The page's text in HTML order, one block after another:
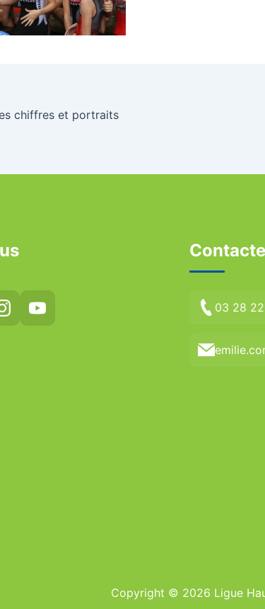
chiffres et portraits
03 28
Copyright © 2026 Ligue